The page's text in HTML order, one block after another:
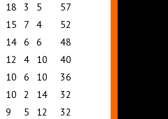
18 3 5
57
15 7 4
52
14 6 6
48
12 4 10
40
10 6 10
36
10 2 14
32
9 5 12
32